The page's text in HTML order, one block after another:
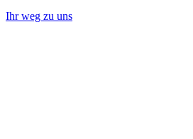
Ihr weg zu uns